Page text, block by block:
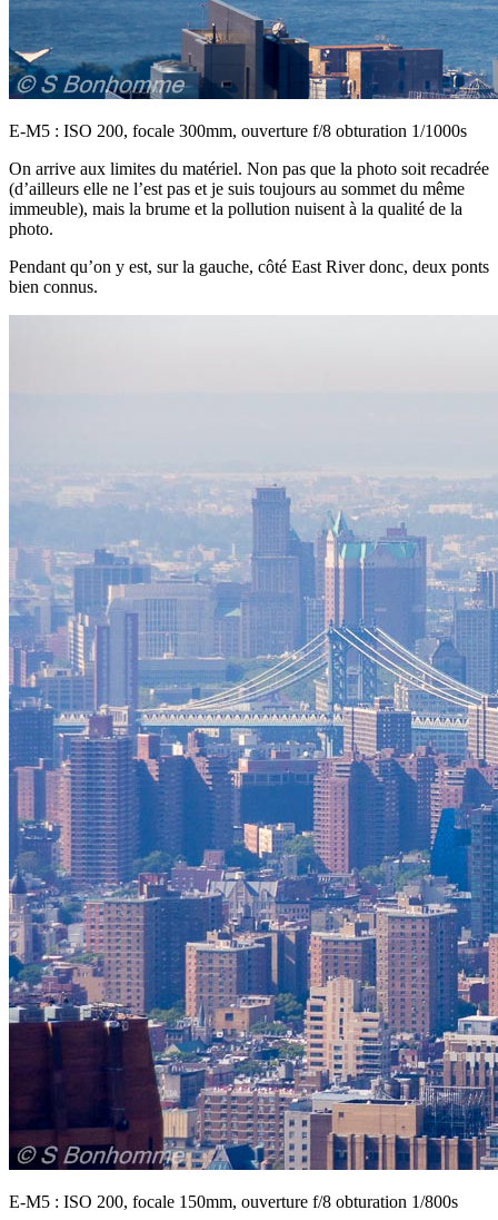
E-M5 : ISO 200, focale 300mm, ouverture f/8 obturation 1/1000s
On arrive aux limites du matériel. Non pas que la photo soit recadrée
(d’ailleurs elle ne l’est pas et je suis toujours au sommet du même
immeuble), mais la brume et la pollution nuisent à la qualité de la
photo.
Pendant qu’on y est, sur la gauche, côté East River donc, deux ponts
bien connus.
E-M5 : ISO 200, focale 150mm, ouverture f/8 obturation 1/800s